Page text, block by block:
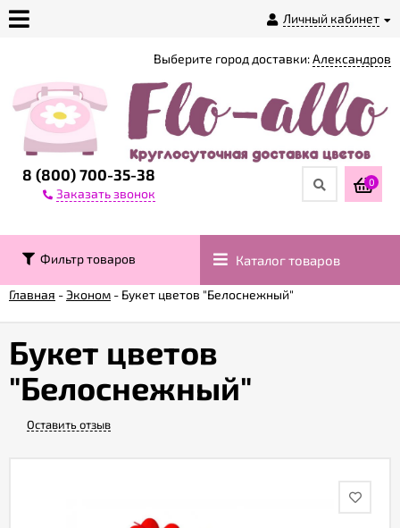
Личный кабинет
магазине
Доставка
Контакты
Гарантии
8 (800) 700-35-38
Заказать звонок
Выберите город доставки:Александров
0
Фильтр товаров Каталог товаров
Главная -Эконом - Букет цветов "Белоснежный"
Букет цветов
"Белоснежный"
Оставить отзыв